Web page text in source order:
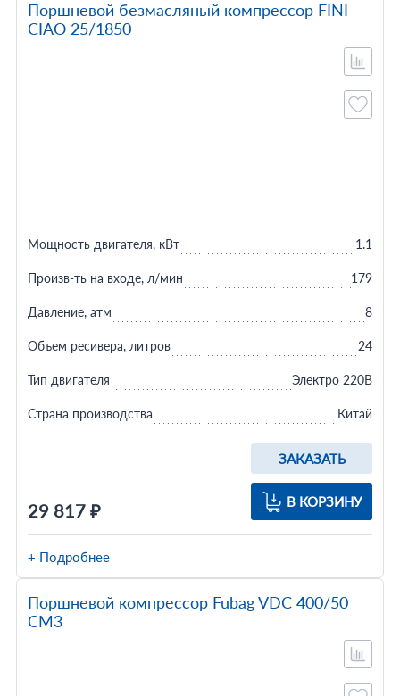
Поршневой безмасляный компрессор FINI
CIAO 25/1850
29 817 ₽
ЗАКАЗАТЬ
В КОРЗИНУ
Мощность двигателя, кВт 1.1
Произв-ть на входе, л/мин 179
Давление, атм 8
Объем ресивера, литров 24
Тип двигателя Электро 220В
Страна производства Китай
+ Подробнее
Поршневой компрессор Fubag VDC 400/50
CM3